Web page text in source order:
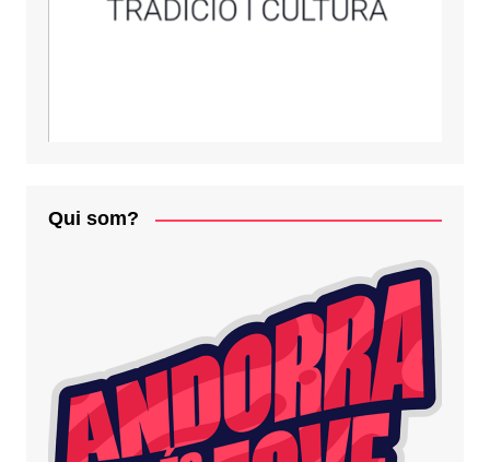
Qui som?